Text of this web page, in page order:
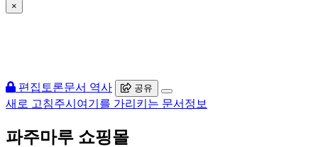
×
편집 토론문서 역사 공유
새로 고침주시 여기를 가리키는 문서 정보
파주마루 쇼핑몰